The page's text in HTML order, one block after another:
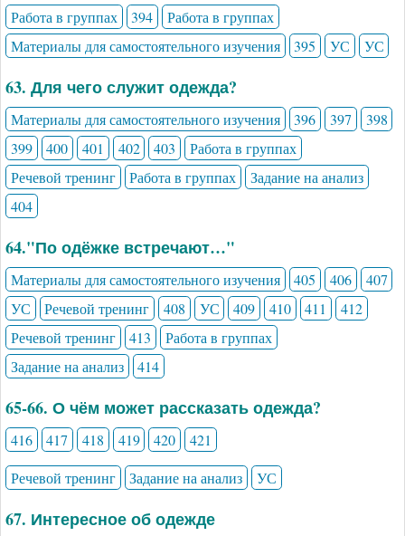
Работа в группах 394
Работа в группах
Материалы для самостоятельного изучения
395 УС УС
63. Для чего служит одежда?
Материалы для самостоятельного изучения 396 397
398
399
400 401 402 403
Работа в группах
Речевой тренинг
Работа в группах
Задание на анализ
404
64."По одёжке встречают…"
Материалы для самостоятельного изучения 405 406
407
УС
Речевой тренинг 408 УС 409 410 411
412
Речевой тренинг
413
Работа в группах
Задание на анализ
414
65-66. О чём может рассказать одежда?
416 417 418 419 420
421
Речевой тренинг
Задание на анализ УС
67. Интересное об одежде